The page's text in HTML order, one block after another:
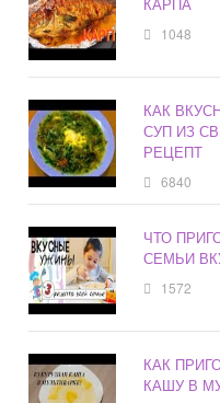
1048
КАК
СУП ИЗ
РЕЦЕПТ
6840
ЧТО
СЕМЬИ
1572
КАК
КАШУ В